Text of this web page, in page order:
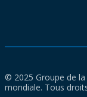
© 2025 Groupe de la
mondiale. Tous